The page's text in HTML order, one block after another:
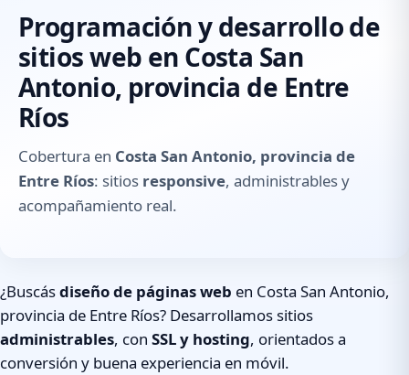
Programación y desarrollo de
sitios web en Costa San
Antonio, provincia de Entre
Ríos
Cobertura en Costa San Antonio, provincia de
Entre Ríos: sitios responsive, administrables y
acompañamiento real.
¿Buscásdiseño de páginas web en Costa San Antonio,
provincia de Entre Ríos? Desarrollamos sitios
administrables, con SSL y hosting, orientados a
conversión y buena experiencia en móvil.